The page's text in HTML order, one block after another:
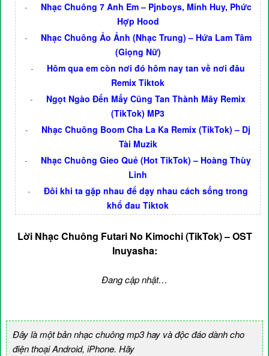
-
Nhạc Chuông 7 Anh Em – Pjnboys, Minh Huy, Phức
Hợp Hood
-
Nhạc Chuông Ảo Ảnh (Nhạc Trung) – Hứa Lam Tâm
(Giọng Nữ)
-
Hôm qua em còn nơi đó hôm nay tan về nơi đâu
Remix Tiktok
-
Ngọt Ngào Đến Mấy Cũng Tan Thành Mây Remix
(TikTok) MP3
-
Nhạc Chuông Boom Cha La Ka Remix (TikTok) – Dj
Tài Muzik
-
Nhạc Chuông Gieo Quẻ (Hot TikTok) – Hoàng Thùy
Linh
-
Đôi khi ta gặp nhau để dạy nhau cách sống trong
khổ đau Tiktok
Lời Nhạc Chuông Futari No Kimochi (TikTok) – OST
Inuyasha:
Đang cập nhật…
Đây là một bản nhạc chuông mp3 hay và độc đáo dành cho
điện thoại Android, iPhone. Hãy